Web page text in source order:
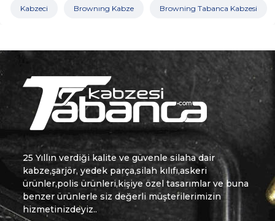
Kabzeci Brownıng Kabze Browning Tabanca Kabzesi
25 Yıllın verdiği kalite ve güvenle silaha dair
kabze,şarjör, yedek parça,silah kılıfı,askeri
ürünler,polis ürünleri,kişiye özel tasarımlar ve buna
benzer ürünlerle siz değerli müşterilerimizin
hizmetinizdeyiz..